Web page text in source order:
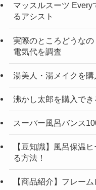
マッスルスーツ Every
るアシスト
実際のところどうな
電気代を調査
湯美人・湯メイクを
沸かし太郎を購入でき
スーパー風呂バンス
【豆知識】風呂保温
る方法！
【商品紹介】フレー